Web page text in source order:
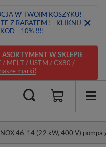
W TWOIM KOSZYKU!
Z RABATEM ! - KLIKNIJ
- 10% !!!!
W SKLEPIE
/ MELT / USTM / CX80 /
marki!
46-14 (22 kW, 400 V) pompa